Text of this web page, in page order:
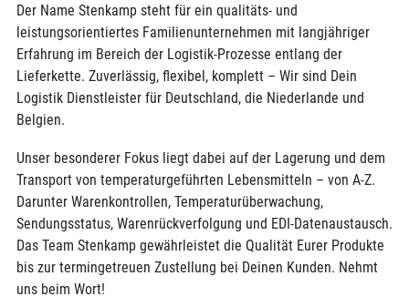
Der Name Stenkamp steht für ein qualitäts- und
leistungsorientiertes Familienunternehmen mit langjähriger
Erfahrung im Bereich der Logistik-Prozesse entlang der
Lieferkette. Zuverlässig, flexibel, komplett – Wir sind Dein
Logistik Dienstleister für Deutschland, die Niederlande und
Belgien.
Unser besonderer Fokus liegt dabei auf der Lagerung und dem
Transport von temperaturgeführten Lebensmitteln – von A-Z.
Darunter Warenkontrollen, Temperaturüberwachung,
Sendungsstatus, Warenrückverfolgung und EDI-Datenaustausch.
Das Team Stenkamp gewährleistet die Qualität Eurer Produkte
bis zur termingetreuen Zustellung bei Deinen Kunden. Nehmt
uns beim Wort!